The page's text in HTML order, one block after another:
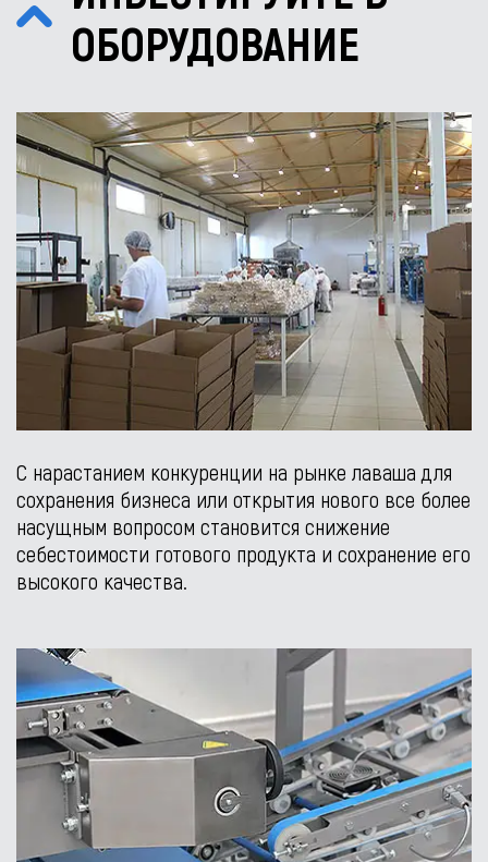
ОБОРУДОВАНИЕ
С нарастанием конкуренции на рынке лаваша для
сохранения бизнеса или открытия нового все более
насущным вопросом становится снижение
себестоимости готового продукта и сохранение его
высокого качества.